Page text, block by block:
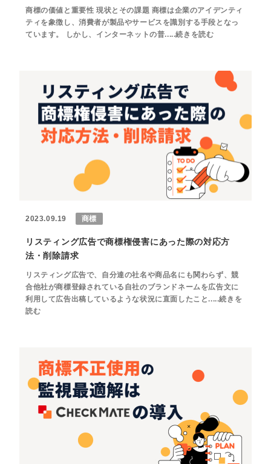
商標の価値と重要性 現状とその課題 商標は企業のアイデンティ
ティを象徴し、消費者が製品やサービスを識別する手段となっ
ています。 しかし、インターネットの普.....続きを読む
2023.09.19 商標
リスティング広告で商標権侵害にあった際の対応方
法・削除請求
リスティング広告で、自分達の社名や商品名にも関わらず、競
合他社が商標登録されている自社のブランドネームを広告文に
利用して広告出稿しているような状況に直面したこと.....続きを
読む